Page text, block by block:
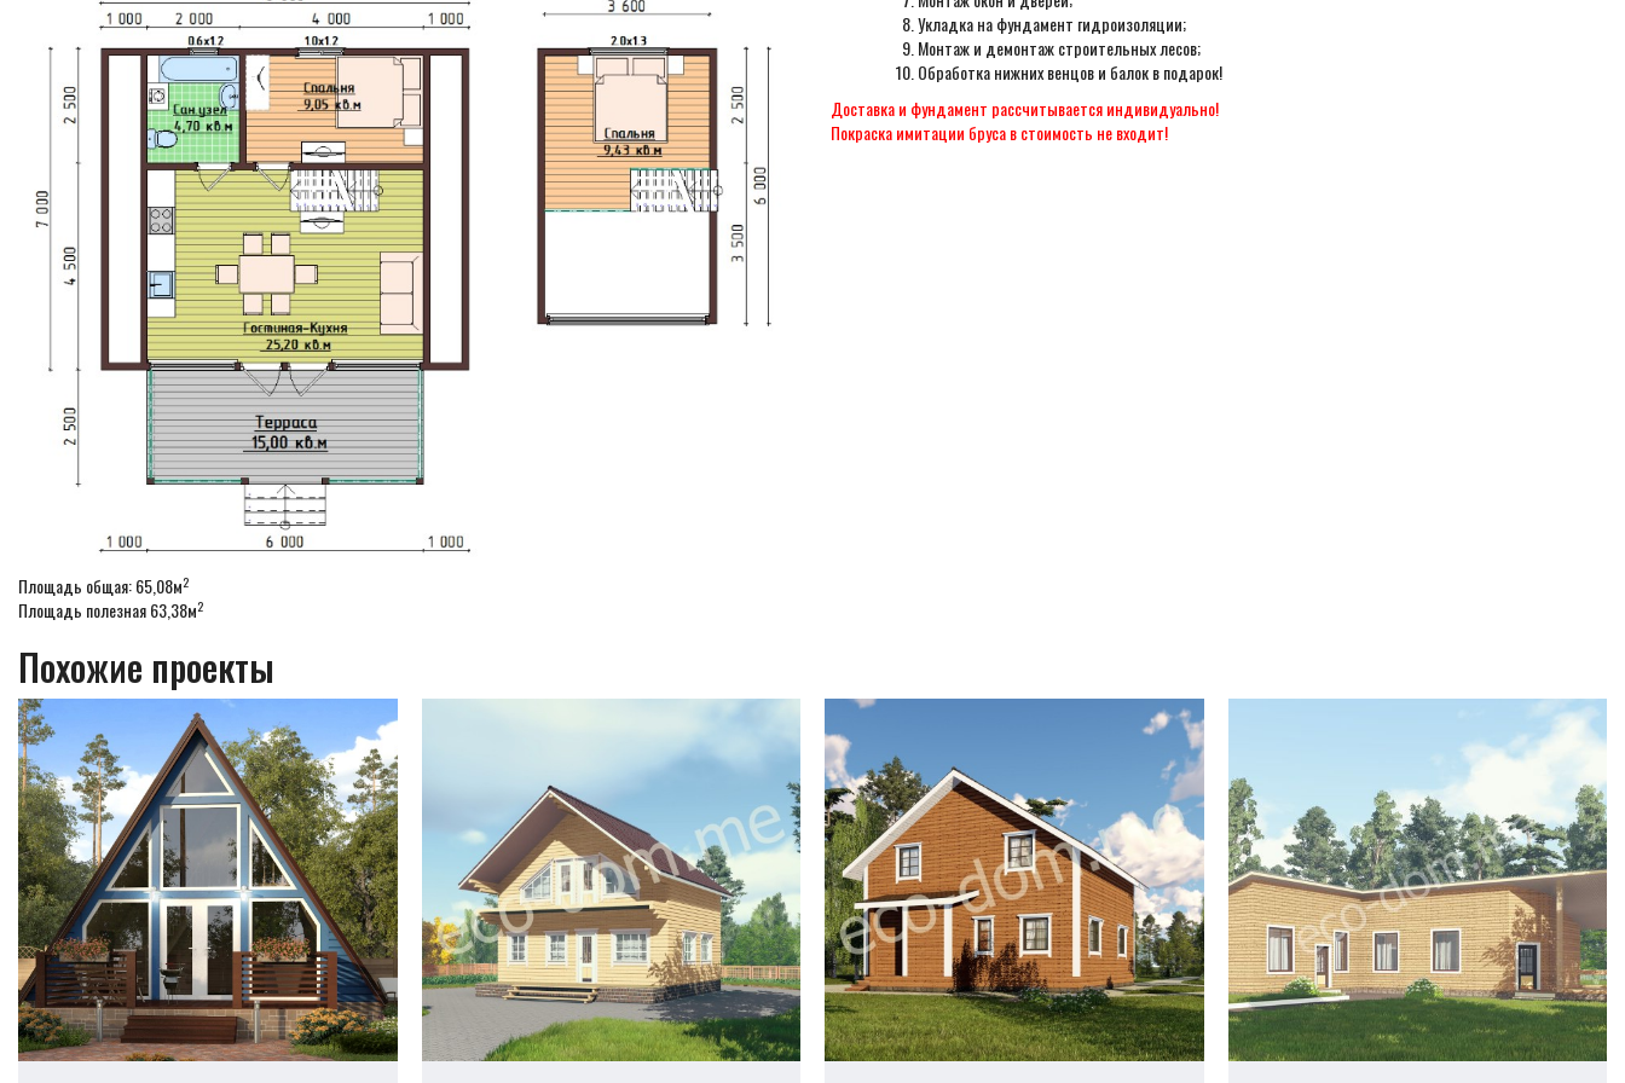
Укладка на фундамент гидроизоляции;
Монтаж и демонтаж строительных лесов;
Обработка нижних венцов и балок в подарок!
Доставка и фундамент рассчитывается индивидуально!
Покраска имитации бруса в стоимость не входит!
Площадь общая: 65,08м2
Площадь полезная 63,38м2
Похожие проекты